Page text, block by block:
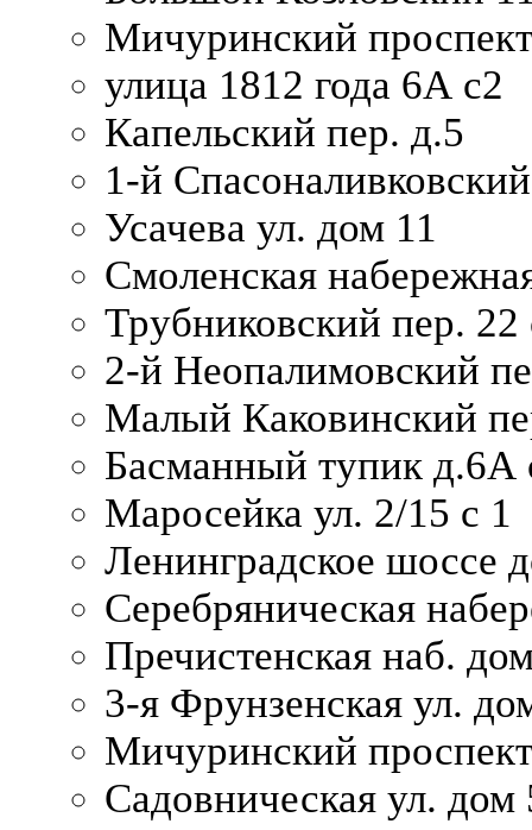
Мичуринский
улица 1812 года 6А с2
Капельский пер. д.5
1-й
Усачева ул. дом 11
Смоленская
Трубниковский пер. 22
2-й Неопалимовский
Малый Каковинский
Басманный тупик д.6А
Маросейка ул. 2/15 с 1
Ленинградское шоссе
Серебряническая
Пречистенская наб.
3-я Фрунзенская ул.
Мичуринский
Садовническая ул. дом